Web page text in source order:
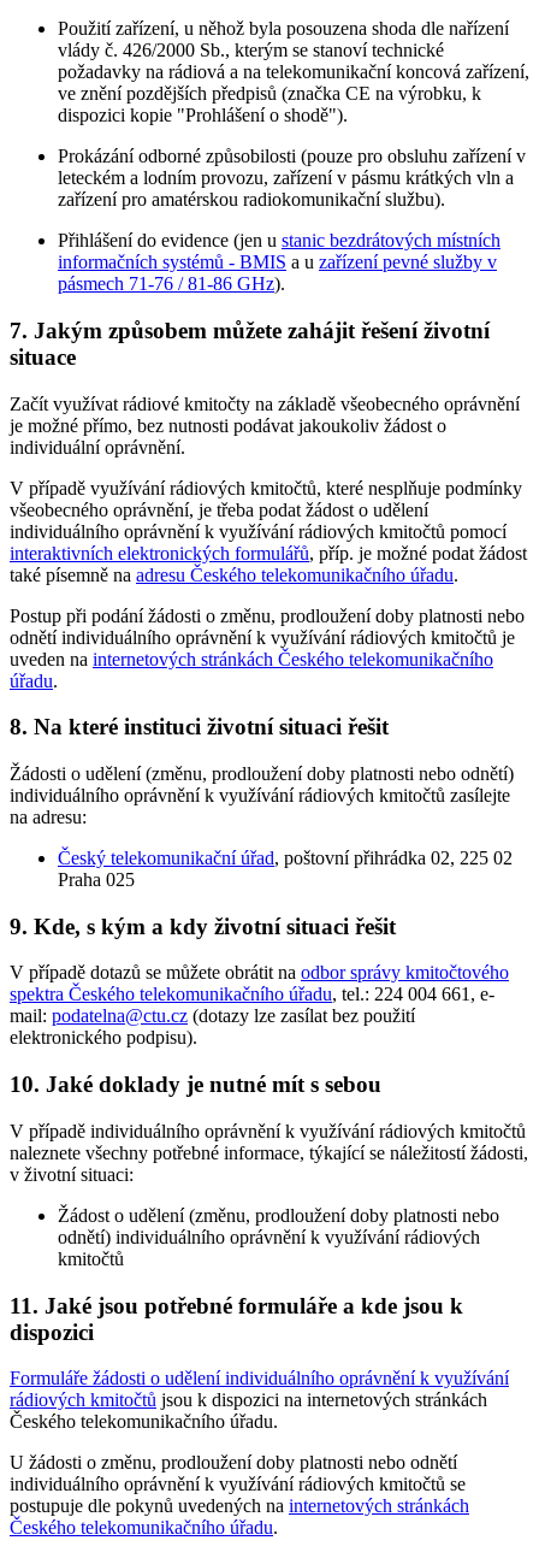
Použití zařízení, u něhož byla posouzena shoda dle nařízení
vlády č. 426/2000 Sb., kterým se stanoví technické
požadavky na rádiová a na telekomunikační koncová zařízení,
ve znění pozdějších předpisů (značka CE na výrobku, k
dispozici kopie "Prohlášení o shodě").
Prokázání odborné způsobilosti (pouze pro obsluhu zařízení v
leteckém a lodním provozu, zařízení v pásmu krátkých vln a
zařízení pro amatérskou radiokomunikační službu).
Přihlášení do evidence (jen u stanic bezdrátových místních
informačních systémů - BMIS a u zařízení pevné služby v
pásmech 71-76 / 81-86 GHz).
7. Jakým způsobem můžete zahájit řešení životní
situace
Začít využívat rádiové kmitočty na základě všeobecného oprávnění
je možné přímo, bez nutnosti podávat jakoukoliv žádost o
individuální oprávnění.
V případě využívání rádiových kmitočtů, které nesplňuje podmínky
všeobecného oprávnění, je třeba podat žádost o udělení
individuálního oprávnění k využívání rádiových kmitočtů pomocí
interaktivních elektronických formulářů, příp. je možné podat žádost
také písemně na adresu Českého telekomunikačního úřadu.
Postup při podání žádosti o změnu, prodloužení doby platnosti nebo
odnětí individuálního oprávnění k využívání rádiových kmitočtů je
uveden na internetových stránkách Českého telekomunikačního
úřadu.
8. Na které instituci životní situaci řešit
Žádosti o udělení (změnu, prodloužení doby platnosti nebo odnětí)
individuálního oprávnění k využívání rádiových kmitočtů zasílejte
na adresu:
Český telekomunikační úřad, poštovní přihrádka 02, 225 02
Praha 025
9. Kde, s kým a kdy životní situaci řešit
V případě dotazů se můžete obrátit na odbor správy kmitočtového
spektra Českého telekomunikačního úřadu, tel.: 224 004 661, e-
mail: podatelna@ctu.cz (dotazy lze zasílat bez použití
elektronického podpisu).
10. Jaké doklady je nutné mít s sebou
V případě individuálního oprávnění k využívání rádiových kmitočtů
naleznete všechny potřebné informace, týkající se náležitostí žádosti,
v životní situaci:
Žádost o udělení (změnu, prodloužení doby platnosti nebo
odnětí) individuálního oprávnění k využívání rádiových
kmitočtů
11. Jaké jsou potřebné formuláře a kde jsou k
dispozici
Formuláře žádosti o udělení individuálního oprávnění k využívání
rádiových kmitočtů jsou k dispozici na internetových stránkách
Českého telekomunikačního úřadu.
U žádosti o změnu, prodloužení doby platnosti nebo odnětí
individuálního oprávnění k využívání rádiových kmitočtů se
postupuje dle pokynů uvedených na internetových stránkách
Českého telekomunikačního úřadu.